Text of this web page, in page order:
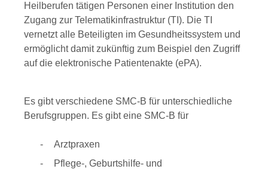
Heilberufen tätigen Personen einer Institution den
Zugang zur Telematikinfrastruktur (TI). Die TI
vernetzt alle Beteiligten im Gesundheitssystem und
ermöglicht damit zukünftig zum Beispiel den Zugriff
auf die elektronische Patientenakte (ePA).
Es gibt verschiedene SMC-B für unterschiedliche
Berufsgruppen. Es gibt eine SMC-B für
Arztpraxen
Pflege-, Geburtshilfe- und